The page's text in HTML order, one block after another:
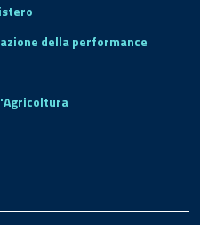
della performance